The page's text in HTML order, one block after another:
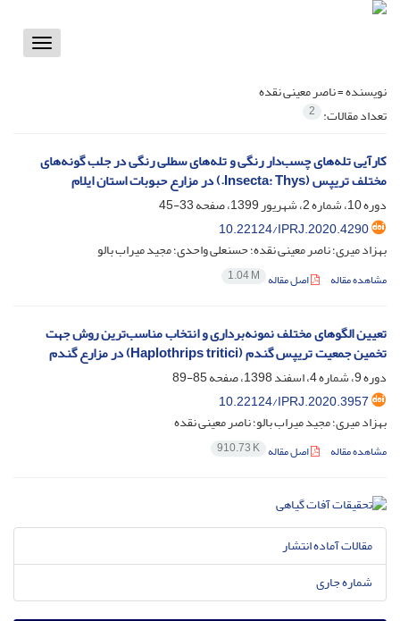
Toggle
نویسنده =ناصر معینی نقده
تعداد مقالات: 2
کارآیی تله‌های چسب‌دار رنگی و تله‌های سطلی رنگی در جلب گونه‌های
مختلف تریپس‌ (Insecta: Thys.) در مزارع حبوبات استان ایلام
دوره 10، شماره 2، شهریور 1399، صفحه
33-45
10.22124/IPRJ.2020.4290
بهزاد میری؛ ناصر معینی نقده؛ حسنعلی واحدی؛ مجید میراب بالو
مشاهده مقاله اصل مقاله 1.04 M
تعیین الگوهای مختلف نمونه‌برداری و انتخاب مناسب‌ترین روش جهت
تخمین جمعیت تریپس گندم (Haplothrips tritici) در مزارع گندم
دوره 9، شماره 4، اسفند 1398، صفحه
85-89
10.22124/IPRJ.2020.3957
بهزاد میری؛ مجید میراب بالو؛ ناصر معینی نقده
مشاهده مقاله اصل مقاله 910.73 K
مقالات آماده انتشار
شماره جاری